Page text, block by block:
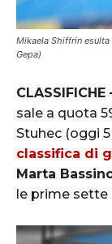
Mikaela Shiffrin
Gepa)
CLASSIFICHE
sale a quota
Stuhec (oggi
classifica di
Marta
le prime